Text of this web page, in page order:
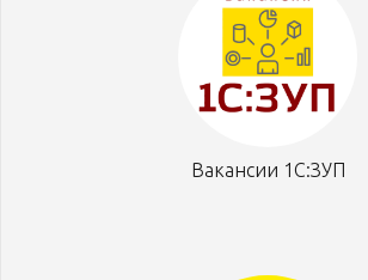
Вакансии 1С:ЗУП